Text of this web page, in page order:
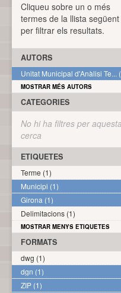
Cliqueu sobre un o més
termes de la llista següent
per filtrar els resultats.
AUTORS
Unitat Municipal d'Anàlisi Te...
MOSTRAR MÉS AUTORS
CATEGORIES
No hi ha filtres per aquesta
cerca
ETIQUETES
Terme (1)
Municipi (1)
Girona (1)
Delimitacions (1)
MOSTRAR MENYS ETIQUETES
FORMATS
dwg (1)
dgn (1)
ZIP (1)